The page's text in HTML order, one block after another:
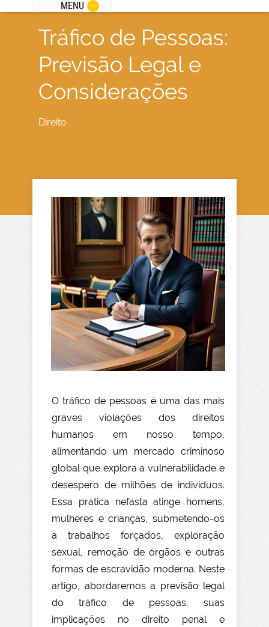
MENU
Tráfico de Pessoas:
Previsão Legal e
Considerações
Direito
O tráfico de pessoas é uma das mais
graves violações dos direitos
humanos em nosso tempo,
alimentando um mercado criminoso
global que explora a vulnerabilidade e
desespero de milhões de indivíduos.
Essa prática nefasta atinge homens,
mulheres e crianças, submetendo-os
a trabalhos forçados, exploração
sexual, remoção de órgãos e outras
formas de escravidão moderna. Neste
artigo, abordaremos a previsão legal
do tráfico de pessoas, suas
implicações no direito penal e